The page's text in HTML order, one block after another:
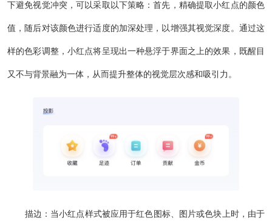
下避免视觉冲突，可以采取以下策略：首先，精确提取小红点的颜色
值，随后对该颜色进行适度的加深处理，以增强其视觉深度。通过这
样的色彩调整，小红点将呈现出一种悬浮于界面之上的效果，既醒目
又不与背景融为一体，从而提升整体的视觉层次感和吸引力。
描边：当小红点样式被应用于红色图标、图片或色块上时，由于